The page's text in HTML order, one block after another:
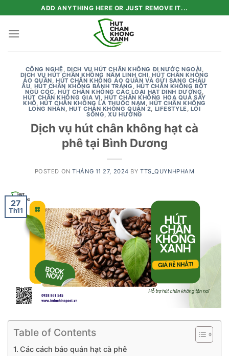
to
content
ADD ANYTHING HERE OR JUST REMOVE IT...
CÔNG NGHỆ, DỊCH VỤ HÚT CHÂN KHÔNG ĐI NƯỚC NGOÀI,
DỊCH VỤ HÚT CHÂN KHÔNG NẤM LINH CHI,HÚT CHÂN KHÔNG
ÁO QUẦN,HÚT CHÂN KHÔNG ÁO QUẦN VÀ GỬI SANG CHÂU
ÂU, HÚT CHÂN KHÔNG BÁNH TRÁNG , HÚT CHÂN KHÔNG BỘT
NGŨ CỐC,HÚT CHÂN KHÔNG CÁC LOẠI HẠT DINH DƯỠNG,
HÚT CHÂN KHÔNG GIA VỊ,HÚT CHÂN KHÔNG HOA QUẢ SẤY
KHÔ, HÚT CHÂN KHÔNG LÁ THUỐC NAM,HÚT CHÂN KHÔNG
LONG NHÃN, HUT CHÂN KHÔNG QUẬN 2, LIFESTYLE, LỐI
SỐNG,XU HƯỚNG
Dịch vụ hút chân không hạt cà
phê tại Bình Dương
POSTED ONTHÁNG 11 27, 2024 BYTTS_QUYNHPHAM
27
Th11
Table of Contents
Các cách bảo quản hạt cà phê